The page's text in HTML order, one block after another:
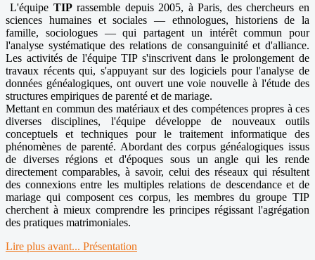
L'équipe TIPrassemble depuis 2005, à Paris, des chercheurs en
sciences humaines et sociales — ethnologues, historiens de la
famille, sociologues — qui partagent un intérêt commun pour
l'analyse systématique des relations de consanguinité et d'alliance.
Les activités de l'équipe TIP s'inscrivent dans le prolongement de
travaux récents qui, s'appuyant sur des logiciels pour l'analyse de
données généalogiques, ont ouvert une voie nouvelle à l'étude des
structures empiriques de parenté et de mariage.
Mettant en commun des matériaux et des compétences propres à ces
diverses disciplines, l'équipe développe de nouveaux outils
conceptuels et techniques pour le traitement informatique des
phénomènes de parenté. Abordant des corpus généalogiques issus
de diverses régions et d'époques sous un angle qui les rende
directement comparables, à savoir, celui des réseaux qui résultent
des connexions entre les multiples relations de descendance et de
mariage qui composent ces corpus, les membres du groupe TIP
cherchent à mieux comprendre les principes régissant l'agrégation
des pratiques matrimoniales.
Lire plus avant... Présentation